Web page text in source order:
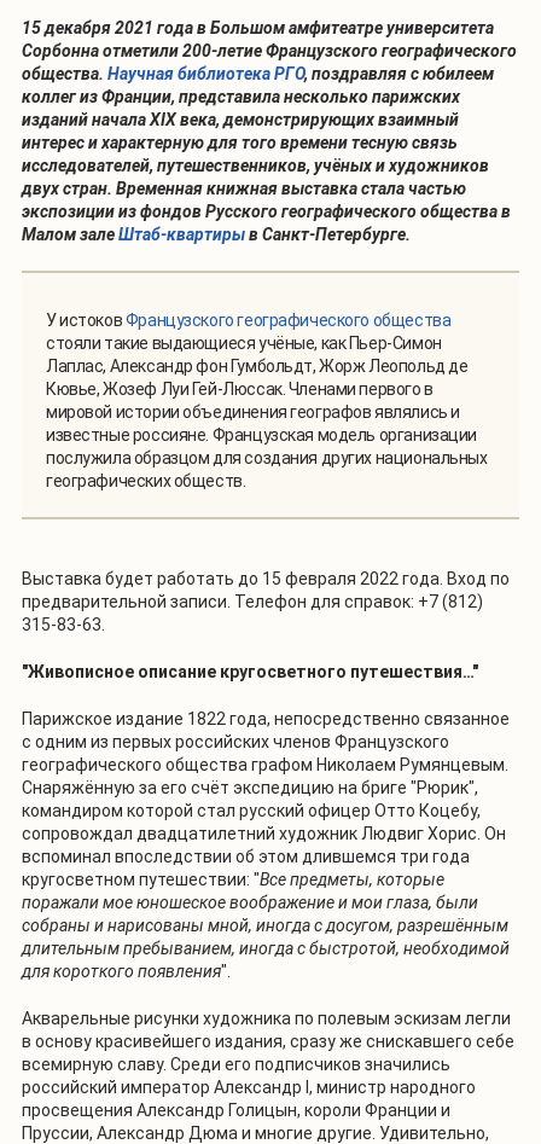
15 декабря 2021 года в Большом амфитеатре университета
Сорбонна отметили 200-летие Французского географического
общества. Научная библиотека РГО, поздравляя с юбилеем
коллег из Франции, представила несколько парижских
изданий начала XIX века, демонстрирующих взаимный
интерес и характерную для того времени тесную связь
исследователей, путешественников, учёных и художников
двух стран. Временная книжная выставка стала частью
экспозиции из фондов Русского географического общества в
Малом залеШтаб-квартирыв Санкт-Петербурге.
У истоковФранцузского географического общества
стояли такие выдающиеся учёные, как Пьер-Симон
Лаплас, Александр фон Гумбольдт, Жорж Леопольд де
Кювье, Жозеф Луи Гей-Люссак. Членами первого в
мировой истории объединения географов являлись и
известные россияне. Французская модель организации
послужила образцом для создания других национальных
географических обществ.
Выставка будет работать до 15 февраля 2022 года. Вход по
предварительной записи. Телефон для справок: +7 (812)
315-83-63.
"Живописное описание кругосветного путешествия…"
Парижское издание 1822 года, непосредственно связанное
с одним из первых российских членов Французского
географического общества графом Николаем Румянцевым.
Снаряжённую за его счёт экспедицию на бриге "Рюрик",
командиром которой стал русский офицер Отто Коцебу,
сопровождал двадцатилетний художник Людвиг Хорис. Он
вспоминал впоследствии об этом длившемся три года
кругосветном путешествии: "Все предметы, которые
поражали мое юношеское воображение и мои глаза, были
собраны и нарисованы мной, иногда с досугом, разрешённым
длительным пребыванием, иногда с быстротой, необходимой
для короткого появления".
Акварельные рисунки художника по полевым эскизам легли
в основу красивейшего издания, сразу же снискавшего себе
всемирную славу. Среди его подписчиков значились
российский император Александр I, министр народного
просвещения Александр Голицын, короли Франции и
Пруссии, Александр Дюма и многие другие. Удивительно,